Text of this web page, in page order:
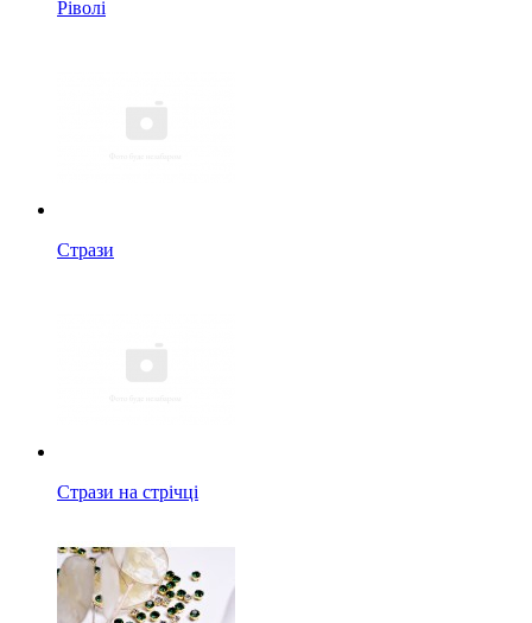
Ріволі
Стрази
Стрази на стрічці